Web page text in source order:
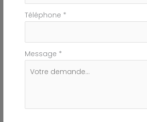
Téléphone *
Message *